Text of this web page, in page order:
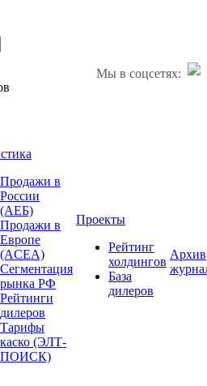
Мы в соцсетях:
Продажи в
России
(АЕБ)
Продажи в
Европе
(ACEA)
Сегментация
рынка РФ
Рейтинги
дилеров
Тарифы
каско (ЭЛТ-
ПОИСК)
Проекты
Рейтинг
холдингов
База
дилеров
Архив